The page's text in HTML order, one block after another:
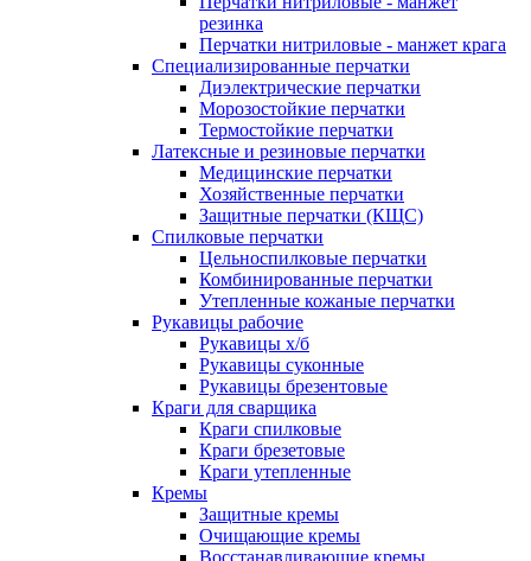
резинка
Перчатки нитриловые - манжет крага
Специализированные перчатки
Диэлектрические перчатки
Морозостойкие перчатки
Термостойкие перчатки
Латексные и резиновые перчатки
Медицинские перчатки
Хозяйственные перчатки
Защитные перчатки (КЩС)
Спилковые перчатки
Цельноспилковые перчатки
Комбинированные перчатки
Утепленные кожаные перчатки
Рукавицы рабочие
Рукавицы х/б
Рукавицы суконные
Рукавицы брезентовые
Краги для сварщика
Краги спилковые
Краги брезетовые
Краги утепленные
Кремы
Защитные кремы
Очищающие кремы
Восстанавливающие кремы